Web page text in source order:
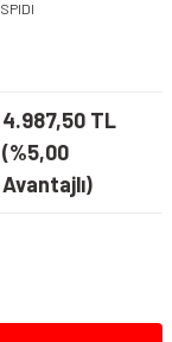
SPIDI
4.987,50 TL
(%5,00
Avantajlı)